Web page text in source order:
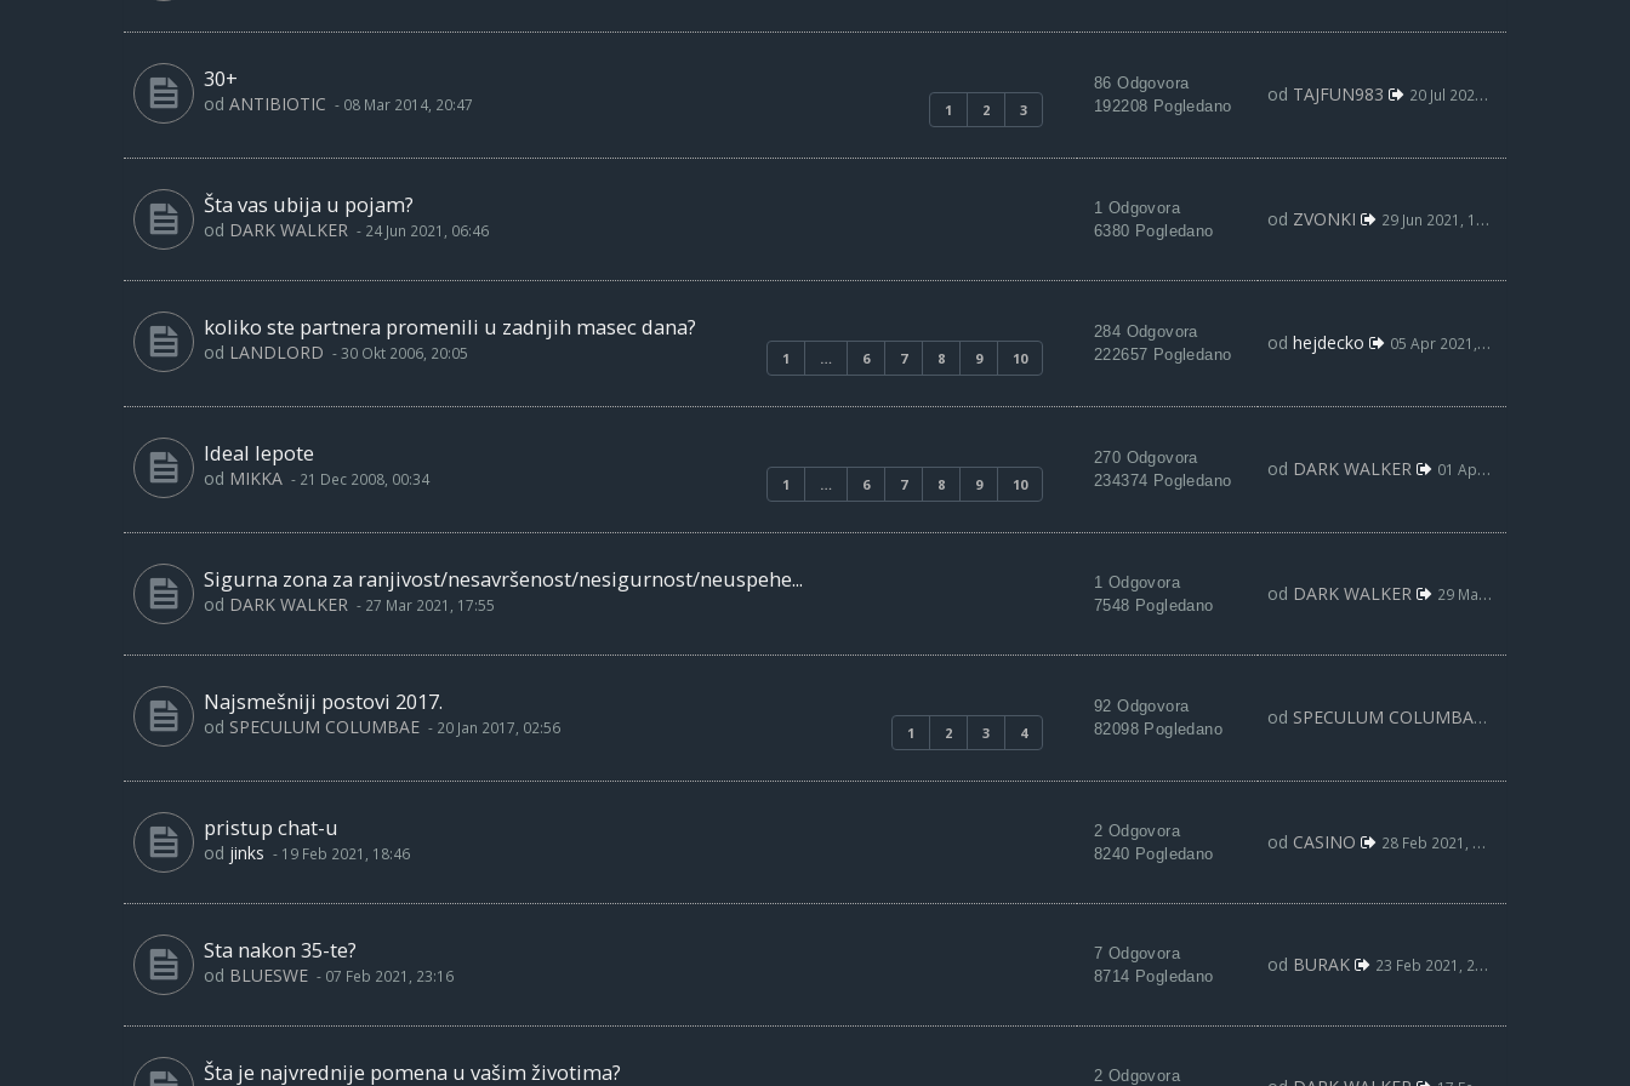
30+
1 2 3
od ANTIBIOTIC - 08 Mar 2014, 20:47
86 Odgovora
192208 Pogledano
od TAJFUN983 20 Jul 2021, 22:05
Šta vas ubija u pojam?
od DARK WALKER - 24 Jun 2021, 06:46
1 Odgovora
6380 Pogledano
od ZVONKI 29 Jun 2021, 12:14
koliko ste partnera promenili u zadnjih masec dana?
1 … 6 7 8 9 10
od LANDLORD - 30 Okt 2006, 20:05
284 Odgovora
222657 Pogledano
od hejdecko 05 Apr 2021, 12:49
Ideal lepote
1 … 6 7 8 9 10
od MIKKA - 21 Dec 2008, 00:34
270 Odgovora
234374 Pogledano
od DARK WALKER 01 Apr 2021, 20:38
Sigurna zona za ranjivost/nesavršenost/nesigurnost/neuspehe...
od DARK WALKER - 27 Mar 2021, 17:55
1 Odgovora
7548 Pogledano
od DARK WALKER 29 Mar 2021, 16:58
Najsmešniji postovi 2017.
1 2 3 4
od SPECULUM COLUMBAE - 20 Jan 2017, 02:56
92 Odgovora
82098 Pogledano
od SPECULUM COLUMBAE
pristup chat-u
od jinks - 19 Feb 2021, 18:46
2 Odgovora
8240 Pogledano
od CASINO 28 Feb 2021, 23:19
Sta nakon 35-te?
od BLUESWE - 07 Feb 2021, 23:16
7 Odgovora
8714 Pogledano
od BURAK 23 Feb 2021, 22:06
Šta je najvrednije pomena u vašim životima? 2 Odgovora